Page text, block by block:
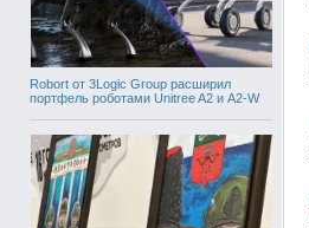
Robort от 3Logic Group расширил
портфель роботами Unitree A2 и A2-W